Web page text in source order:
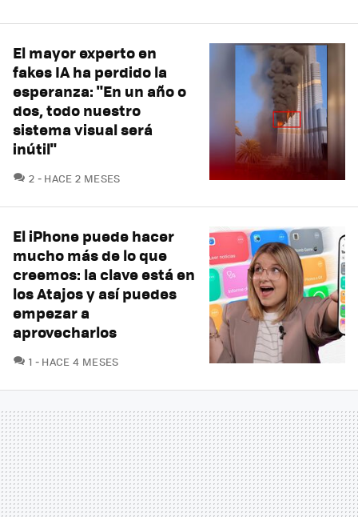
El mayor experto en
fakes IA ha perdido la
esperanza: "En un año o
dos, todo nuestro
sistema visual será
inútil"
2 COMENTARIOS
HACE 2 MESES
El iPhone puede hacer
mucho más de lo que
creemos: la clave está en
los Atajos y así puedes
empezar a
aprovecharlos
1 COMENTARIOS
HACE 4 MESES